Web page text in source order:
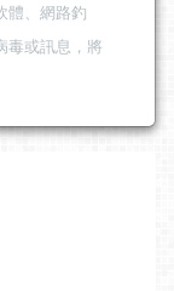
體、網路釣
毒或訊息，將